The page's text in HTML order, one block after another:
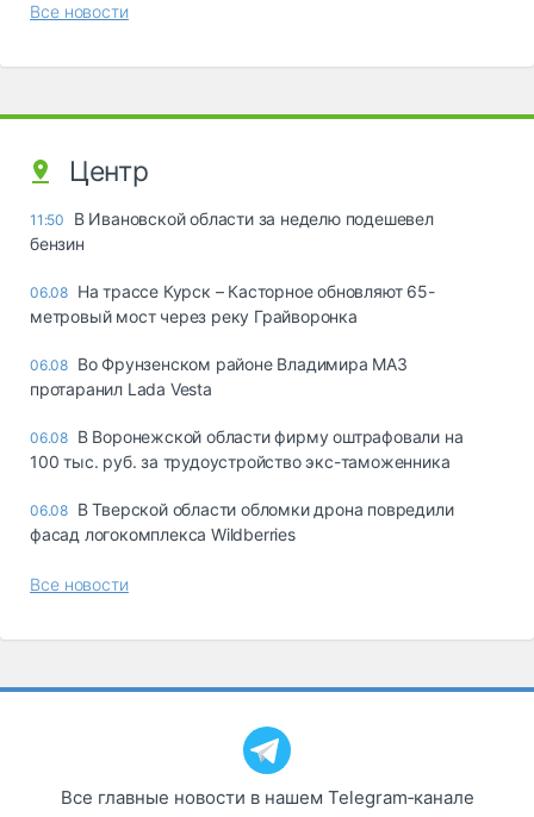
Все новости
Центр
11:50
В Ивановской области за неделю подешевел
бензин
06.08 На трассе Курск – Касторное обновляют 65-
метровый мост через реку Грайворонка
06.08 Во Фрунзенском районе Владимира МАЗ
протаранил Lada Vesta
06.08 В Воронежской области фирму оштрафовали на
100 тыс. руб. за трудоустройство экс-таможенника
06.08 В Тверской области обломки дрона повредили
фасад логокомплекса Wildberries
Все новости
Все главные новости в нашем Telegram‑канале